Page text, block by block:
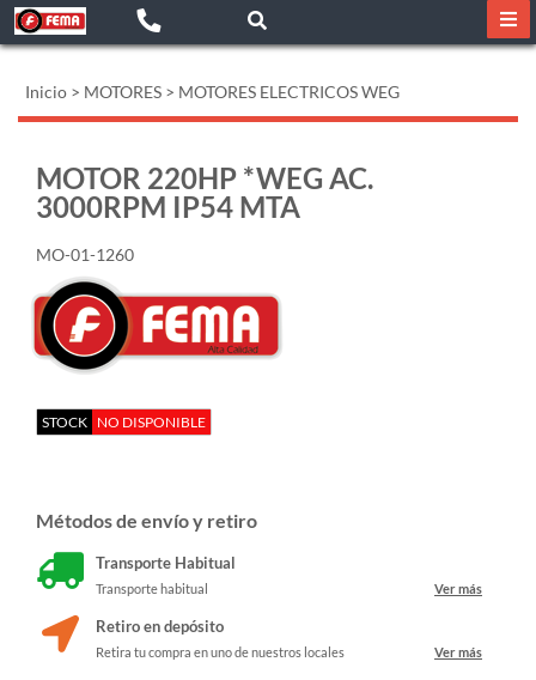
Inicio > MOTORES > MOTORES ELECTRICOS WEG
MOTOR 220HP *WEG AC.
3000RPM IP54 MTA
MO-01-1260
STOCK NO DISPONIBLE
Métodos de envío y retiro
Transporte Habitual
Transporte habitual Ver más
Retiro en depósito
Retira tu compra en uno de nuestros locales Ver más